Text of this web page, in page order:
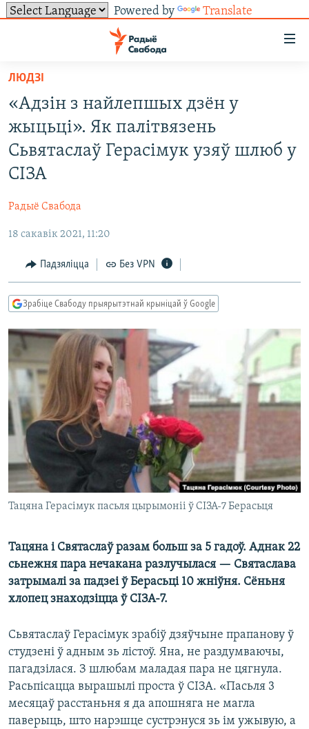
Powered by Translate
ўнівэрсальнага
доступу
Перайсьці
галоўнага
зьместу
Перайсьці
да
галоўнай
Перайсьці
пошуку
ЛЮДЗІ
ВАЙНА
БЕЛАРУСЫ НА ВАЙНЕ
КУЛЬТУРА
КАЛЯНДАР
ТОЛЬКІ НА СВАБОДЗЕ
БЛОГІ
КНІГІ
АЎДЫЁКНІГІ
МОВА
НА ХВАЛЯХ СВАБОДЫ
СУВЯЗЬ
АБЫСЬЦІ БЛЯКАВАНЬНЕ
ПАДПІСАЦЦА
FACEBOOK
TWITTER
САЧЫЦЕ ЗА АБНАЎЛЕНЬНЯМІ
Усе сайты РС/РСЭ
ЛЮДЗІ
«Адзін з найлепшых дзён у
жыцьці». Як палітвязень
Сьвятаслаў Герасімук узяў шлюб у
СІЗА
Радыё Свабода
18 сакавік 2021, 11:20
Падзяліцца Без VPN
Зрабіце Свабоду прыярытэтнай крыніцай ў Google
Тацяна Герасімук пасьля цырымоніі ў СІЗА-7 Берасьця
Тацяна і Святаслаў разам больш за 5 гадоў. Аднак 22
сьнежня пара нечакана разлучылася — Святаслава
затрымалі за падзеі ў Берасьці 10 жніўня. Сёньня
хлопец знаходзіцца ў СІЗА-7.
Сьвятаслаў Герасімук зрабіў дзяўчыне прапанову ў
студзені ў адным зь лістоў. Яна, не раздумваючы,
пагадзілася. З шлюбам маладая пара не цягнула.
Расьпісацца вырашылі проста ў СІЗА. «Пасьля 3
месяцаў расстаньня я да апошняга не магла
паверыць, што нарэшце сустрэнуся зь ім ужывую, а